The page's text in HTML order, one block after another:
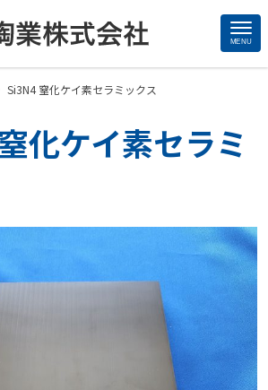
MENU
Si3N4 窒化ケイ素セラミックス
化ケイ素セラミ